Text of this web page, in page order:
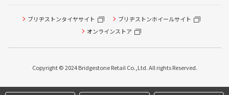
ブリヂストンタイヤサイト
ブリヂストンホイールサイト
オンラインストア
Copyright © 2024 Bridgestone Retail Co.,Ltd. All rights Reserved.
タイヤ点検・安全点検/タイヤ履き替え/オイル交換/その他
ピット作業の予約
本日のタイヤ履き替え順番待ち予約 ※クローク契約会員の